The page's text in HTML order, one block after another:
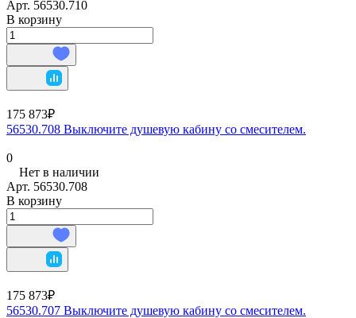
Арт. 56530.710
В корзину
175 873₽
56530.708 Выключите душевую кабину со смесителем.
0
Нет в наличии
Арт. 56530.708
В корзину
175 873₽
56530.707 Выключите душевую кабину со смесителем.